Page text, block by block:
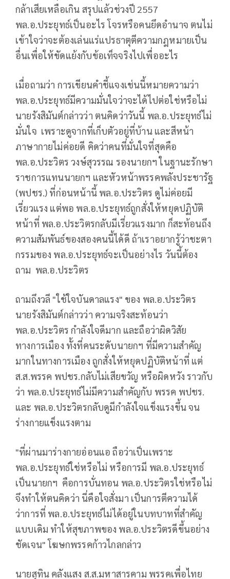
กล้าเสียเหลือเกิน สรุปแล้วช่วงปี 2557
พล.อ.ประยุทธ์เป็นอะไร โจรหรือคนยึดอำนาจ ตนไม่
เข้าใจว่าจะต้องเล่นแร่แปรธาตุตีความกฎหมายเป็น
อื่นเพื่อให้ขัดแย้งกับข้อเท็จจริงไปเพื่ออะไร
เมื่อถามว่า การเขียนคำชี้แจงเช่นนี้หมายความว่า
พล.อ.ประยุทธ์มีความมั่นใจว่าจะได้ไปต่อใช่หรือไม่
นายรังสิมันต์กล่าวว่า ตนคิดว่าวันนี้ พล.อ.ประยุทธ์ไม่
มั่นใจ เพราะดูจากที่เก็บตัวอยู่ที่บ้าน และสีหน้า
ภาษากายไม่ค่อยดี คิดว่าคนที่มั่นใจที่สุดคือ
พล.อ.ประวิตร วงษ์สุวรรณ รองนายกฯ ในฐานะรักษา
ราชการแทนนายกฯ และหัวหน้าพรรคพลังประชารัฐ​
(พปชร.) ที่ก่อนหน้านี้ พล.อ.ประวิตร ดูไม่ค่อยมี
เรี่ยวแรง แต่พอ พล.อ.ประยุทธ์ถูกสั่งให้หยุดปฏิบัติ
หน้าที่ พล.อ.ประวิตรกลับมีเรี่ยวแรงมาก ก็สะท้อนถึง
ความสัมพันธ์ของสองคนนี้ได้ดี ถ้าเราอยากรู้ว่าชะตา
กรรมของ พล.อ.ประยุทธ์จะเป็นอย่างไร วันนี้ต้อง
ถาม พล.อ.ประวิตร
ถามถึงวลี "ใช้ใจบันดาลแรง" ของ พล.อ.ประวิตร
นายรังสิมันต์กล่าวว่า ความจริงสะท้อนว่า
พล.อ.ประวิตร กำลังใจดีมาก และถือว่าผิดวิสัย
ทางการเมือง ทั้งที่คนระดับนายกฯ ที่มีความสำคัญ
มากในทางการเมือง ถูกสั่งให้หยุดปฏิบัติหน้าที่ แต่
ส.ส.พรรค พปชร.กลับไม่เสียขวัญ หรือผิดหวัง ราวกับ
ว่า พล.อ.ประยุทธ์ไม่มีความสำคัญกับ พรรค พปชร.
และ พล.อ.ประวิตรกลับดูมีกำลังใจแข็งแรงขึ้น จน
ร่างกายแข็งแรงตาม
"ที่ผ่านมาร่างกายอ่อนแอ ถือว่าเป็นเพราะ
พล.อ.ประยุทธ์ใช่หรือไม่ หรือการมี พล.อ.ประยุทธ์
เป็นนายกฯ คือการบั่นทอน พล.อ.ประวิตรใช่หรือไม่
จึงทำให้ตนคิดว่า นี่คือใจสั่งมา เป็นการตีความได้
ว่าการที่ พล.อ.ประยุทธ์ไม่ได้อยู่ในบทบาทที่สำคัญ
แบบเดิม ทำให้สุขภาพของ พล.อ.ประวิตรดีขึ้นอย่าง
ชัดเจน" โฆษกพรรคก้าวไกลกล่าว
นายสุทิน คลังแสง ส.ส.มหาสารคาม พรรคเพื่อไทย